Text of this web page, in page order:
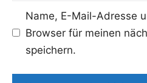
Name, E-Mail-Adresse
Browser für meinen
speichern.